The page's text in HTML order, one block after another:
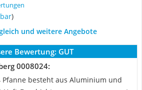
)
und weitere Angebote
Bewertung: GUT
0008024:
Pfanne besteht aus Aluminium und